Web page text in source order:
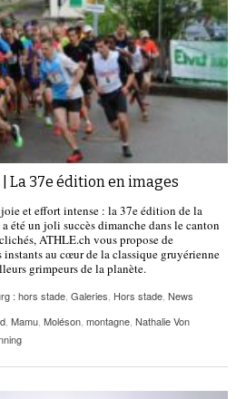
La 37e édition en images
et effort intense : la 37e édition de la
été un joli succès dimanche dans le canton
ATHLE.ch vous propose de
au cœur de la classique gruyérienne
grimpeurs de la planète.
: hors stade, Galeries, Hors stade, News
, Mamu, Moléson, montagne, Nathalie Von